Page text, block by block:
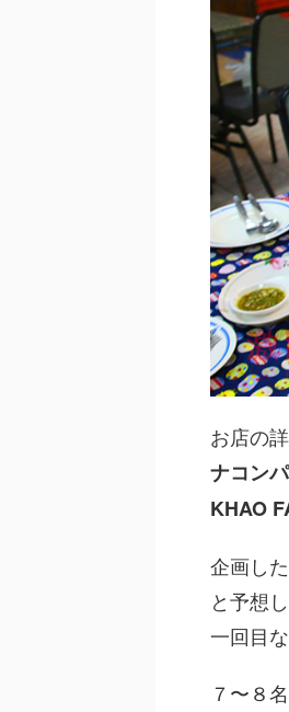
お店の
ナコン
KHAO
企画し
と予想
一回目
７〜８